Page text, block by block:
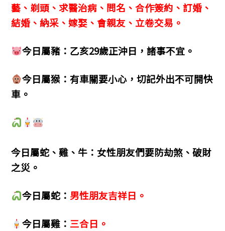
藝、剃頭、求醫治病、問名、合作簽約、訂婚、
結婚、納采、嫁娶、會親友、立卷交易。
今日屬豬：乙亥29歲正沖日，諸事不宜。
今日屬猴：有車關要小心，切記外出不可開快
車。
今日屬蛇、雞、牛：女性朋友們要防劫煞、破財
之災。
今日屬蛇： 男性朋友吉祥日。
今日屬雞： 三合日。